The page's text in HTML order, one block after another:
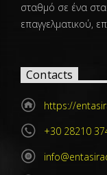
σταθμό σε ένα
επαγγελματικού,
Contacts
https://
+30 28210